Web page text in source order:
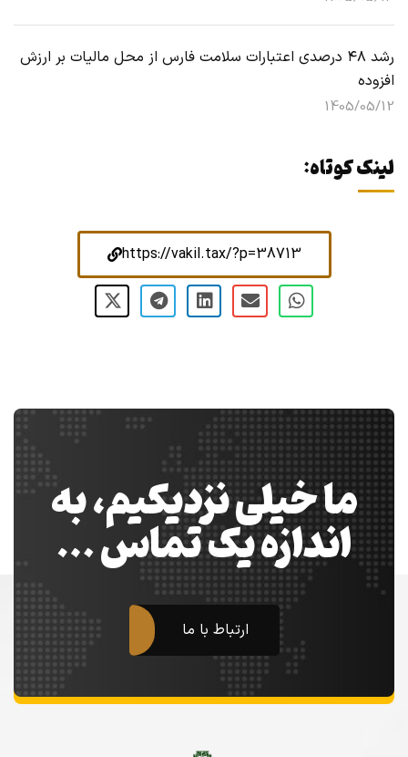
رشد ۴۸ درصدی اعتبارات سلامت فارس از محل مالیات بر ارزش
افزوده
1405/05/12
لینک کوتاه:
https://vakil.tax/?p=38713
ما خیلی نزدیکیم، به
اندازه یک تماس …
ارتباط با ما